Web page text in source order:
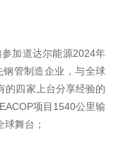
加道达尔能源2024年
管制造企业，与全球
的四家上台分享经验的
项目1540公里输
舞台；